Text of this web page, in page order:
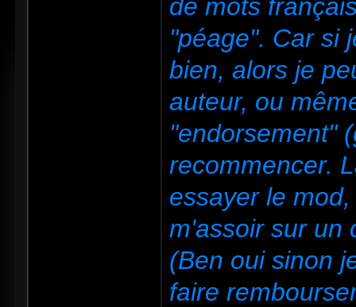
de mots
"péage". Car si
bien, alors je
auteur, ou
"endorsement"
recommencer.
essayer le
m'assoir sur un
(Ben oui sinon
faire